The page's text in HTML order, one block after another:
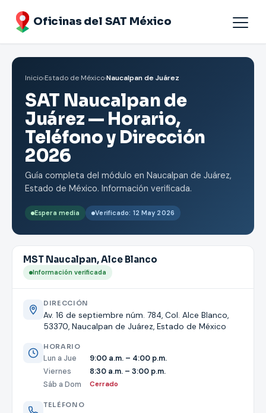
Oficinas del SAT México
Oficinas por Estados
Inicio›Estado de México›Naucalpan de Juárez
SAT Naucalpan de
Juárez — Horario,
Teléfono y Dirección
2026
Guía completa del módulo en Naucalpan de Juárez,
Estado de México. Información verificada.
Espera media Verificado: 12 May 2026
MST Naucalpan, Alce Blanco
Información verificada
DIRECCIÓN
Av. 16 de septiembre núm. 784, Col. Alce Blanco,
53370, Naucalpan de Juárez, Estado de México
HORARIO
Lun a Jue
9:00 a.m. – 4:00 p.m.
Viernes
8:30 a.m. – 3:00 p.m.
Sáb a Dom
Cerrado
TELÉFONO